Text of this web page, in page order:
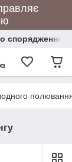
спорядження
полювання